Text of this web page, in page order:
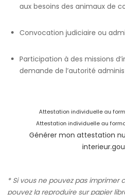
aux besoins des animaux de
Convocation judiciaire ou
Participation à des missions
demande de l’autorité
Attestation individuelle au
Attestation individuelle au
Générer mon attestation
* Si vous ne pouvez pas imprimer
pouvez la reproduire sur papier